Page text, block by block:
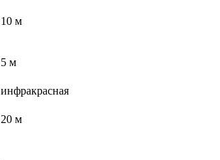
10 м
5 м
инфракрасная
20 м